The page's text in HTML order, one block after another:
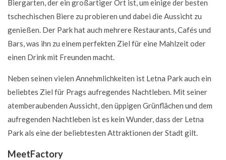
Biergarten, der ein großartiger Ort ist, um einige der besten
tschechischen Biere zu probieren und dabei die Aussicht zu
genießen. Der Park hat auch mehrere Restaurants, Cafés und
Bars, was ihn zu einem perfekten Ziel für eine Mahlzeit oder
einen Drink mit Freunden macht.
Neben seinen vielen Annehmlichkeiten ist Letna Park auch ein
beliebtes Ziel für Prags aufregendes Nachtleben. Mit seiner
atemberaubenden Aussicht, den üppigen Grünflächen und dem
aufregenden Nachtleben ist es kein Wunder, dass der Letna
Park als eine der beliebtesten Attraktionen der Stadt gilt.
MeetFactory